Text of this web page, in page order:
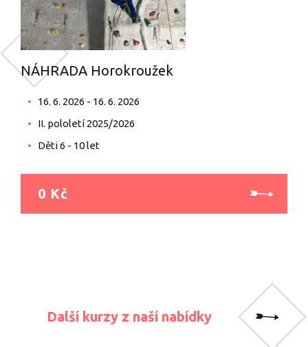
NÁHRADA Horokroužek
16. 6. 2026 - 16. 6. 2026
II. pololetí 2025/2026
Děti 6 - 10 let
0 Kč
Další kurzy z naší nabídky